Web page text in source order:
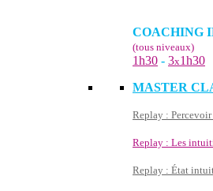
COACHING
(tous niveaux)
1h30 - 3x1h30
MASTER
Replay :
Replay : Les
Replay : État